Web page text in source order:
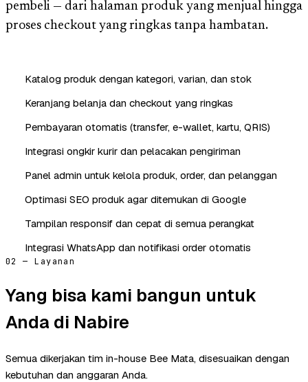
pembeli — dari halaman produk yang menjual hingga
proses checkout yang ringkas tanpa hambatan.
Katalog produk dengan kategori, varian, dan stok
Keranjang belanja dan checkout yang ringkas
Pembayaran otomatis (transfer, e-wallet, kartu, QRIS)
Integrasi ongkir kurir dan pelacakan pengiriman
Panel admin untuk kelola produk, order, dan pelanggan
Optimasi SEO produk agar ditemukan di Google
Tampilan responsif dan cepat di semua perangkat
Integrasi WhatsApp dan notifikasi order otomatis
02 — Layanan
Yang bisa kami bangun untuk
Anda di Nabire
Semua dikerjakan tim in-house Bee Mata, disesuaikan dengan
kebutuhan dan anggaran Anda.